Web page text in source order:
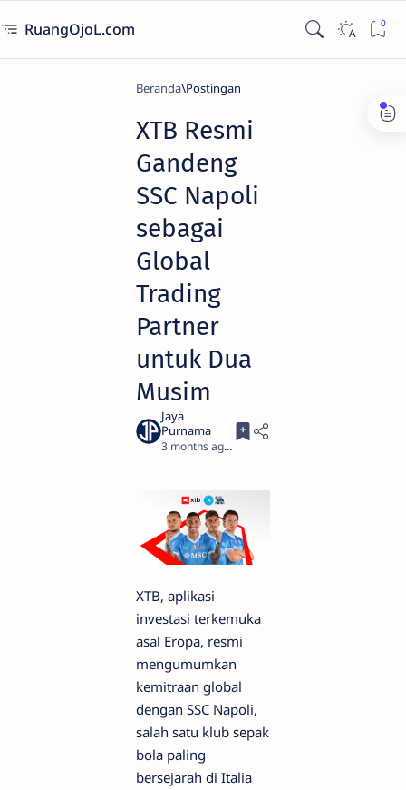
RuangOjoL.com
Beranda
XTB Resmi
Gandeng
SSC Napoli
sebagai
Global
Trading
Partner
untuk Dua
Musim
3 months ago
XTB, aplikasi
investasi terkemuka
asal Eropa, resmi
mengumumkan
kemitraan global
dengan SSC Napoli,
salah satu klub sepak
bola paling
bersejarah di Italia